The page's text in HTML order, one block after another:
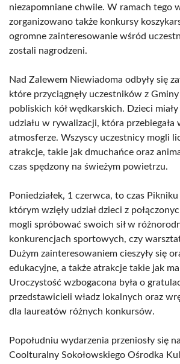
niezapomniane chwile. W ramach tego
zorganizowano także konkursy
ogromne zainteresowanie wśród
zostali nagrodzeni.
Nad Zalewem Niewiadoma odbyły się
które przyciągnęły uczestników z
pobliskich kół wędkarskich. Dzieci
udziału w rywalizacji, która przebiegała
atmosferze. Wszyscy uczestnicy mogli
atrakcje, takie jak dmuchańce oraz
czas spędzony na świeżym powietrzu.
Poniedziałek, 1 czerwca, to czas
którym wzięły udział dzieci z
mogli spróbować swoich sił w
konkurencjach sportowych, czy
Dużym zainteresowaniem cieszyły się
edukacyjne, a także atrakcje takie jak
Uroczystość wzbogacona była o
przedstawicieli władz lokalnych oraz
dla laureatów różnych konkursów.
Popołudniu wydarzenia przeniosły się
Coolturalny Sokołowskiego Ośrodka